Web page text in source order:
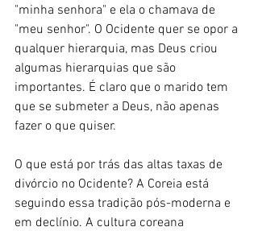
"minha senhora" e ela o chamava de
"meu senhor". O Ocidente quer se opor a
qualquer hierarquia, mas Deus criou
algumas hierarquias que são
importantes. É claro que o marido tem
que se submeter a Deus, não apenas
fazer o que quiser.
O que está por trás das altas taxas de
divórcio no Ocidente? A Coreia está
seguindo essa tradição pós-moderna e
em declínio. A cultura coreana